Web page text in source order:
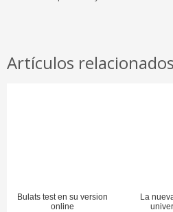
Artículos
Bulats test en su version
online
La